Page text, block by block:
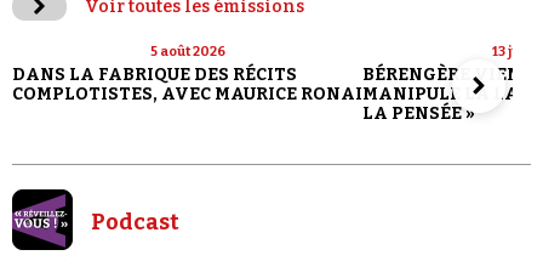
Voir toutes les émissions
5 août 2026
DANS LA FABRIQUE DES RÉCITS
COMPLOTISTES, AVEC MAURICE RONAI
13
BÉRENGÈRE
MANIPULE LA
LA PENSÉE »
Podcast